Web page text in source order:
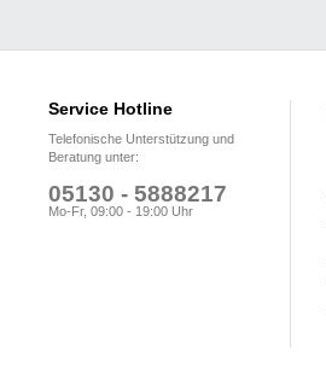
Service Hotline
Telefonische Unterstützung und
Beratung unter:
05130 - 5888217
Mo-Fr, 09:00 - 19:00 Uhr